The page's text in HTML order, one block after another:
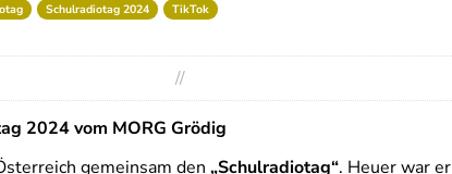
Schulradiotag 2024 TikTok
//
2024 vom MORG Grödig
gemeinsam den „Schulradiotag“. Heuer war er